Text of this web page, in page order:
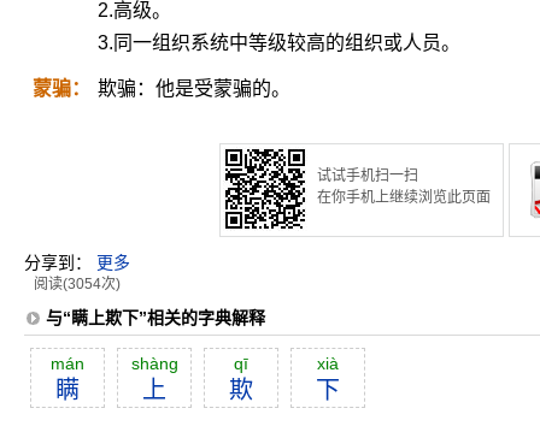
2.高级。
3.同一组织系统中等级较高的组织或人员。
蒙骗： 欺骗：他是受蒙骗的。
试试手机扫一扫
在你手机上继续浏览此页面
分享到： 更多
阅读(3054次)
与“瞒上欺下”相关的字典解释
mán
瞒
shàng
上
qī
欺
xià
下